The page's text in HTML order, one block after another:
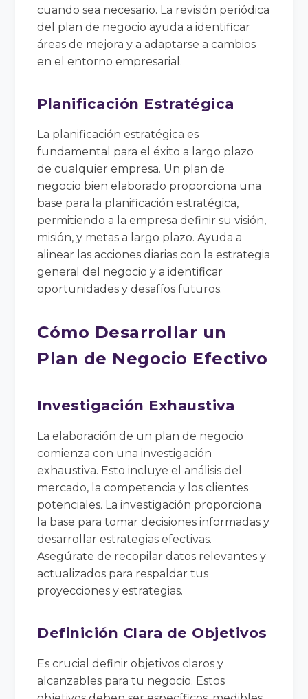
cuando sea necesario. La revisión periódica
del plan de negocio ayuda a identificar
áreas de mejora y a adaptarse a cambios
en el entorno empresarial.
Planificación Estratégica
La planificación estratégica es
fundamental para el éxito a largo plazo
de cualquier empresa. Un plan de
negocio bien elaborado proporciona una
base para la planificación estratégica,
permitiendo a la empresa definir su visión,
misión, y metas a largo plazo. Ayuda a
alinear las acciones diarias con la estrategia
general del negocio y a identificar
oportunidades y desafíos futuros.
Cómo Desarrollar un
Plan de Negocio Efectivo
Investigación Exhaustiva
La elaboración de un plan de negocio
comienza con una investigación
exhaustiva. Esto incluye el análisis del
mercado, la competencia y los clientes
potenciales. La investigación proporciona
la base para tomar decisiones informadas y
desarrollar estrategias efectivas.
Asegúrate de recopilar datos relevantes y
actualizados para respaldar tus
proyecciones y estrategias.
Definición Clara de Objetivos
Es crucial definir objetivos claros y
alcanzables para tu negocio. Estos